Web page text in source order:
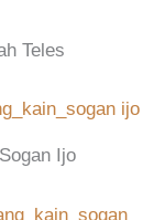
Teles
Ijo